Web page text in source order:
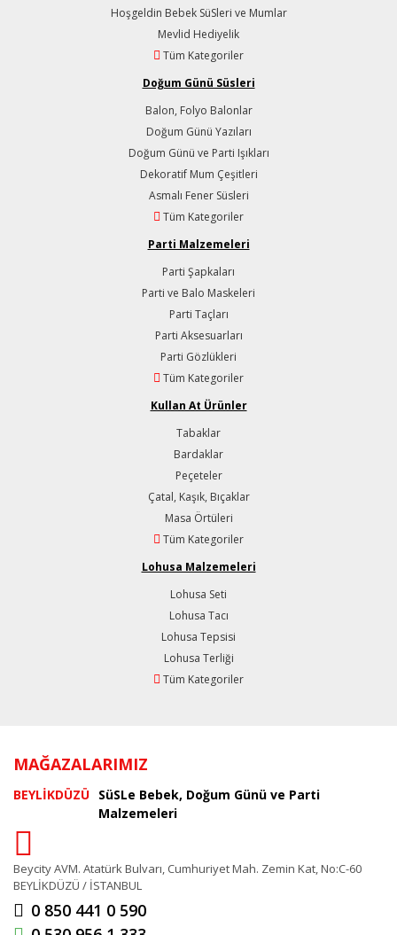
Hoşgeldin Bebek SüSleri ve Mumlar
Mevlid Hediyelik
Tüm Kategoriler
Doğum Günü Süsleri
Balon, Folyo Balonlar
Doğum Günü Yazıları
Doğum Günü ve Parti Işıkları
Dekoratif Mum Çeşitleri
Asmalı Fener Süsleri
Tüm Kategoriler
Parti Malzemeleri
Parti Şapkaları
Parti ve Balo Maskeleri
Parti Taçları
Parti Aksesuarları
Parti Gözlükleri
Tüm Kategoriler
Kullan At Ürünler
Tabaklar
Bardaklar
Peçeteler
Çatal, Kaşık, Bıçaklar
Masa Örtüleri
Tüm Kategoriler
Lohusa Malzemeleri
Lohusa Seti
Lohusa Tacı
Lohusa Tepsisi
Lohusa Terliği
Tüm Kategoriler
MAĞAZALARIMIZ
BEYLİKDÜZÜ SüSLe Bebek, Doğum Günü ve Parti
Malzemeleri
Beycity AVM. Atatürk Bulvarı, Cumhuriyet Mah. Zemin Kat, No:C-60
BEYLİKDÜZÜ / İSTANBUL
0 850 441 0 590